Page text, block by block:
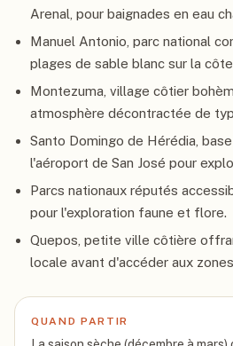
Arenal, pour baignades en eau
Manuel Antonio, parc national
plages de sable blanc sur la
Montezuma, village côtier
atmosphère décontractée de
Santo Domingo de Hérédia,
l'aéroport de San José pour
Parcs nationaux réputés
pour l'exploration faune et flore.
Quepos, petite ville côtière
locale avant d'accéder aux
QUAND PARTIR